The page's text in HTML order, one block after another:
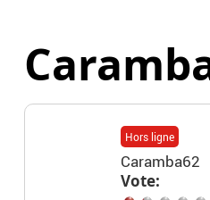
Hors ligne
Caramba62
Vote: